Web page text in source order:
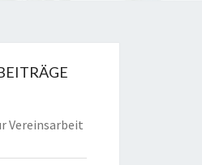
Vereinsarbeit